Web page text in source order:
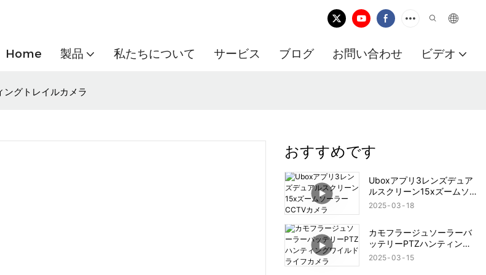
Home 製品 私たちについて サービス ブログ お問い合わせ ビデオ
グトレイルカメラ
おすすめです
Uboxアプリ3レンズデュア
ルスクリーン15xズームソ
ーラーCCTVカメラ
2025 03 18
カモフラージュソーラーバ
ッテリーPTZハンティング
ワイルドライフカメラ
2025 03 15